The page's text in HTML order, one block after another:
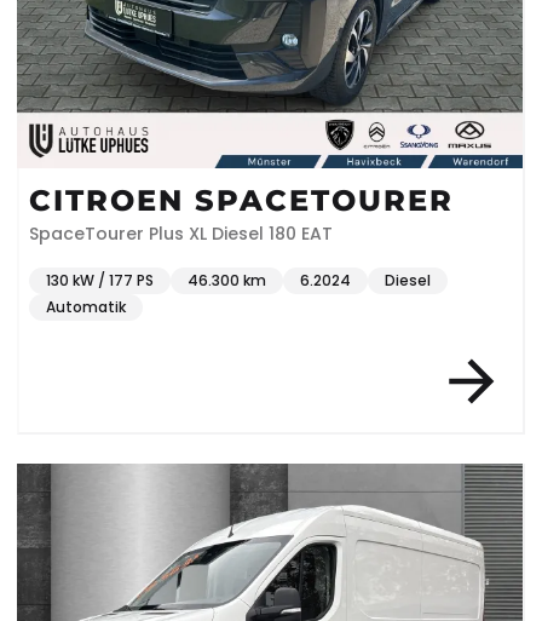
CITROEN SPACETOURER
SpaceTourer Plus XL Diesel 180 EAT
130 kW / 177 PS 46.300 km 6.2024
Diesel
Automatik